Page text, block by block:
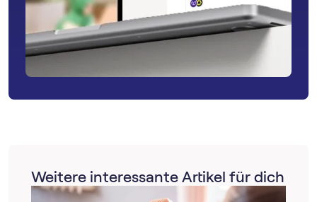
Weitere interessante Artikel für dich